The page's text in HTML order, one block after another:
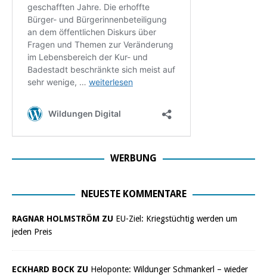
WERBUNG
NEUESTE KOMMENTARE
RAGNAR HOLMSTRÖM ZU EU-Ziel: Kriegstüchtig werden um
jeden Preis
ECKHARD BOCK ZU Heloponte: Wildunger Schmankerl – wieder